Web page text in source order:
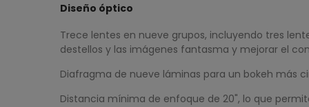
Diseño óptico
Trece lentes en nueve grupos, incluyendo tres
destellos y las imágenes fantasma y mejorar el
Diafragma de nueve láminas para un bokeh más
Distancia mínima de enfoque de 20", lo que